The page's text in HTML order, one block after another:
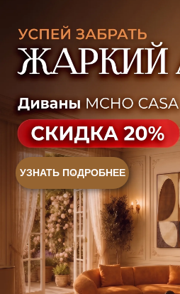
Панели
Свет
Декор
Контакты
Оплата и доставка
Ковры
© 2026 Sky Living
+7 (958) 202-41-41
+7 (499) 916-60-66
+7 (932) 021-99-97
+7 (499) 916-60-10,
Sales@skyliving.ru
Ежедневно, с 10:00 до 21:00
Telegram и YouTube ограничены на территории РФ
(на основании ФЗ-149 "Об информации")